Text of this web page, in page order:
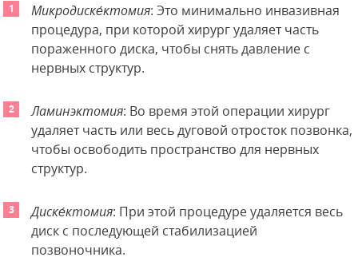
Микродиске́ктомия: Это минимально инвазивная
процедура, при которой хирург удаляет часть
пораженного диска, чтобы снять давление с
нервных структур.
Ламинэктомия: Во время этой операции хирург
удаляет часть или весь дуговой отросток позвонка,
чтобы освободить пространство для нервных
структур.
Диске́ктомия: При этой процедуре удаляется весь
диск с последующей стабилизацией
позвоночника.